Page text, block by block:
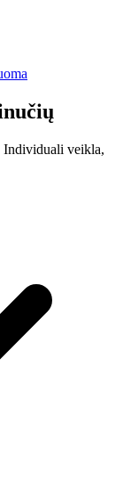
Individuali veikla,